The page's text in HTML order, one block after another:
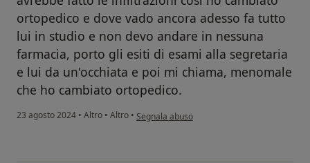
ortopedico e dove vado ancora adesso fa tutto
lui in studio e non devo andare in nessuna
farmacia, porto gli esiti di esami alla segretaria
e lui da un'occhiata e poi mi chiama, menomale
che ho cambiato ortopedico.
23 agosto 2024 • Altro • Altro • secondo l'opinione dell'utente Michela
Segnala abuso